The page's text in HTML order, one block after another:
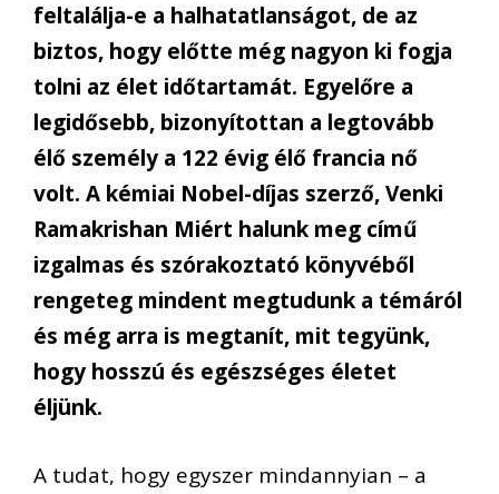
feltalálja-e a halhatatlanságot, de az
biztos, hogy előtte még nagyon ki fogja
tolni az élet időtartamát. Egyelőre a
legidősebb, bizonyítottan a legtovább
élő személy a 122 évig élő francia nő
volt. A kémiai Nobel-díjas szerző, Venki
Ramakrishan Miért halunk meg című
izgalmas és szórakoztató könyvéből
rengeteg mindent megtudunk a témáról
és még arra is megtanít, mit tegyünk,
hogy hosszú és egészséges életet
éljünk.
A tudat, hogy egyszer mindannyian – a